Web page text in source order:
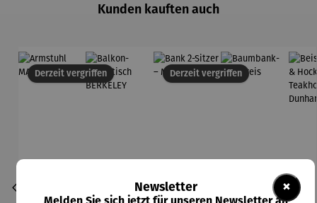
Kunden kauften auch
Derzeit vergriffen Derzeit vergriffen
×
Newsletter